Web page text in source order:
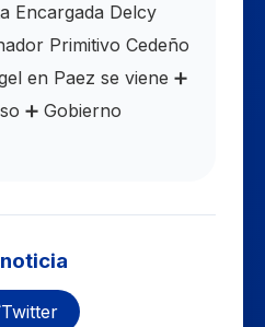
Encargada Delcy
Primitivo Cedeño
en Paez se viene ➕
➕ Gobierno
Twitter